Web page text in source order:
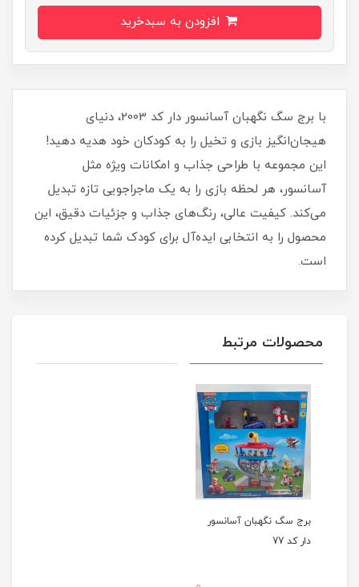
با برج سگ نگهبان آسانسور دار کد 2003، دنیای
هیجان‌انگیز بازی و تخیل را به کودکان خود هدیه دهید!
این مجموعه با طراحی جذاب و امکانات ویژه مثل
آسانسور، هر لحظه بازی را به یک ماجراجویی تازه تبدیل
می‌کند. کیفیت عالی، رنگ‌های جذاب و جزئیات دقیق، این
محصول را به انتخابی ایده‌آل برای کودک شما تبدیل کرده
است.
محصولات مرتبط
برج سگ نگهبان آسانسور
دار کد 77